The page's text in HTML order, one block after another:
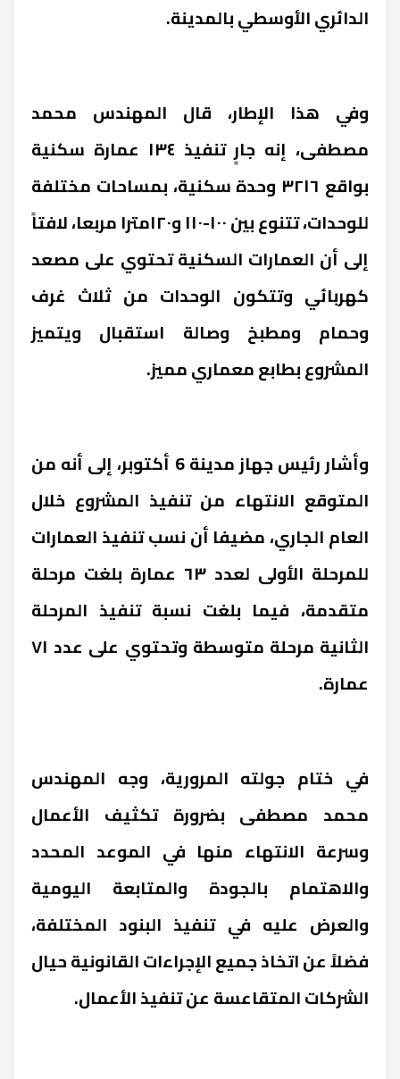
الدائري الأوسطي بالمدينة.
وفي هذا الإطار، قال المهندس محمد
مصطفى، إنه جارٍ تنفيذ ١٣٤ عمارة سكنية
بواقع ٣٢١٦ وحدة سكنية، بمساحات مختلفة
للوحدات، تتنوع بين ١٠٠-١١٠ و١٢٠مترا مربعا، لافتاً
إلى أن العمارات السكنية تحتوي على مصعد
كهربائي وتتكون الوحدات من ثلاث غرف
وحمام ومطبخ وصالة استقبال ويتميز
المشروع بطابع معماري مميز.
وأشار رئيس جهاز مدينة 6 أكتوبر، إلى أنه من
المتوقع الانتهاء من تنفيذ المشروع خلال
العام الجاري، مضيفا أن نسب تنفيذ العمارات
للمرحلة الأولى لعدد ٦٣ عمارة بلغت مرحلة
متقدمة، فيما بلغت نسبة تنفيذ المرحلة
الثانية مرحلة متوسطة وتحتوي على عدد ٧١
عمارة.
في ختام جولته المرورية، وجه المهندس
محمد مصطفى بضرورة تكثيف الأعمال
وسرعة الانتهاء منها في الموعد المحدد
والاهتمام بالجودة والمتابعة اليومية
والعرض عليه في تنفيذ البنود المختلفة،
فضلاً عن اتخاذ جميع الإجراءات القانونية حيال
الشركات المتقاعسة عن تنفيذ الأعمال.